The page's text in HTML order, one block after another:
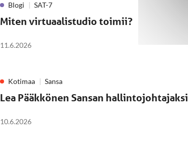
Blogi SAT-7
Miten virtuaalistudio toimii?
11.6.2026
Kotimaa Sansa
Lea Pääkkönen Sansan hallintojohtajaksi
10.6.2026